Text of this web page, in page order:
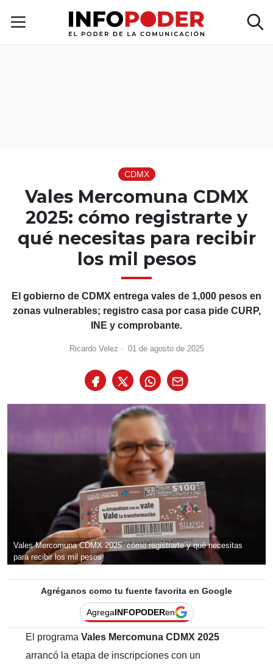
CDMX
Vales Mercomuna CDMX
2025: cómo registrarte y
qué necesitas para recibir
los mil pesos
El gobierno de CDMX entrega vales de 1,000 pesos en
zonas vulnerables; registro casa por casa pide CURP,
INE y comprobante.
Ricardo Velez · 01 de agosto de 2025
Vales Mercomuna CDMX 2025: cómo registrarte y qué necesitas
para recibir los mil pesos
Agréganos como tu fuente favorita en Google
AgregaINFOPODERen
El programa Vales Mercomuna CDMX 2025
arrancó la etapa de inscripciones con un